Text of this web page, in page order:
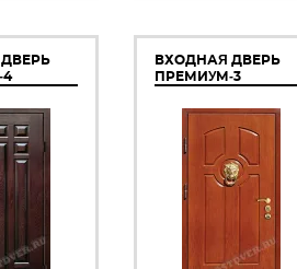
ВХОДНАЯ ДВЕРЬ
ПРЕМИУМ-3